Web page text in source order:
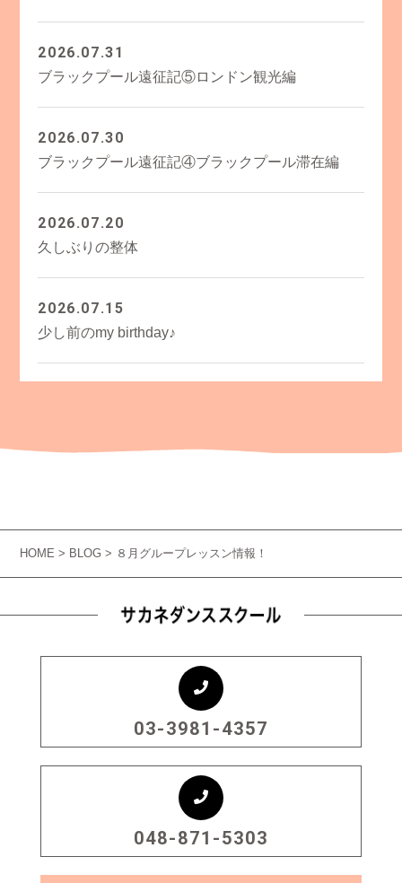
2026.07.31
ブラックプール遠征記⑤ロンドン観光編
2026.07.30
ブラックプール遠征記④ブラックプール滞在編
2026.07.20
久しぶりの整体
2026.07.15
少し前のmy birthday♪
HOME> BLOG > ８月グループレッスン情報！
03-3981-4357
048-871-5303